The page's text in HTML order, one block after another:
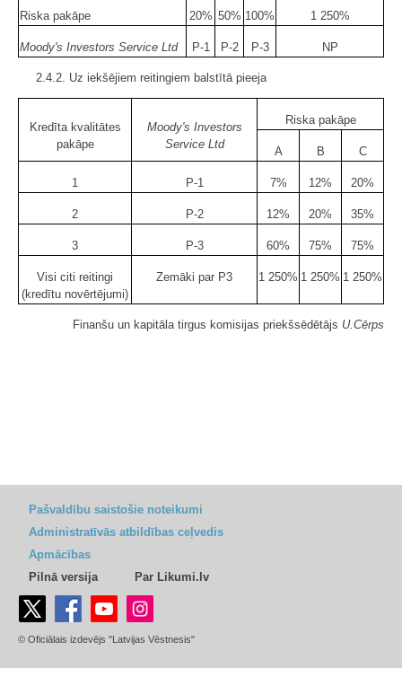
Riska pakāpe 20% 50% 100% 1 250%
Moody's Investors Service Ltd P-1 P-2 P-3 NP
2.4.2. Uz iekšējiem reitingiem balstītā pieeja
Kredīta kvalitātes
pakāpe
Moody's Investors
Service Ltd
Riska pakāpe
A B C
1 P-1 7% 12% 20%
2 P-2 12% 20% 35%
3 P-3 60% 75% 75%
Visi citi reitingi
(kredītu novērtējumi)
Zemāki par P3 1 250% 1 250% 1 250%
Finanšu un kapitāla tirgus komisijas priekšsēdētājs U.Cērps
Pašvaldību saistošie noteikumi
Administratīvās atbildības ceļvedis
Apmācības
Pilnā versija
Par Likumi.lv
© Oficiālais izdevējs "Latvijas Vēstnesis"